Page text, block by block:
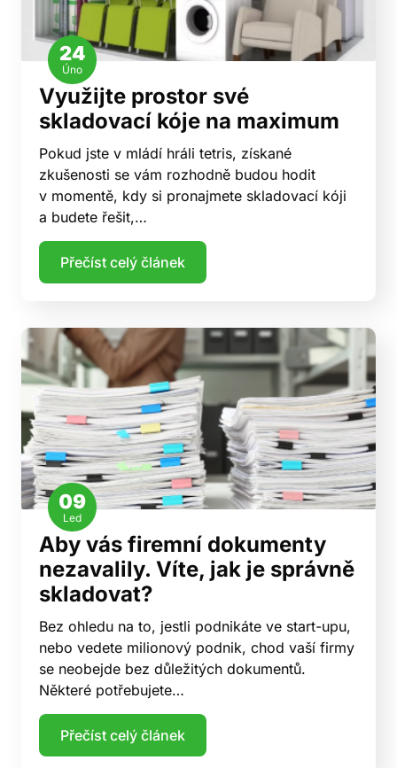
24
Úno
Využijte prostor své
skladovací kóje na maximum
Pokud jste v mládí hráli tetris, získané
zkušenosti se vám rozhodně budou hodit
v momentě, kdy si pronajmete skladovací kóji
a budete řešit,…
Přečíst celý článek
09
Led
Aby vás firemní dokumenty
nezavalily. Víte, jak je správně
skladovat?
Bez ohledu na to, jestli podnikáte ve start-upu,
nebo vedete milionový podnik, chod vaší firmy
se neobejde bez důležitých dokumentů.
Některé potřebujete…
Přečíst celý článek